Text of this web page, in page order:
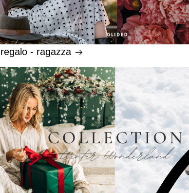
- ragazza